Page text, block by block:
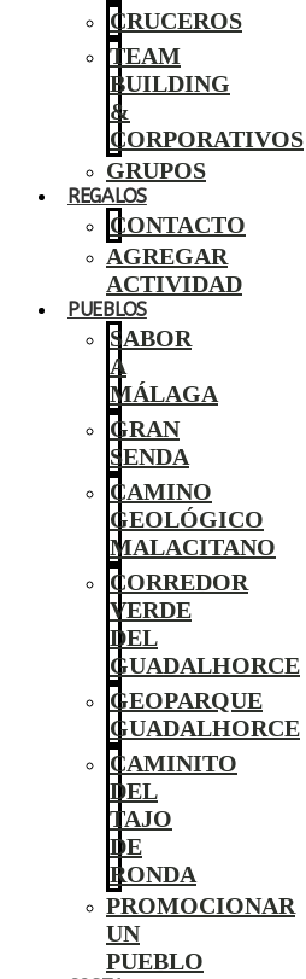
CRUCEROS
TEAM
BUILDING
&
CORPORATIVOS
GRUPOS
REGALOS
CONTACTO
AGREGAR
ACTIVIDAD
PUEBLOS
SABOR
A
MÁLAGA
GRAN
SENDA
CAMINO
GEOLÓGICO
MALACITANO
CORREDOR
VERDE
DEL
GUADALHORCE
GEOPARQUE
GUADALHORCE
CAMINITO
DEL
TAJO
DE
RONDA
PROMOCIONAR
UN
PUEBLO